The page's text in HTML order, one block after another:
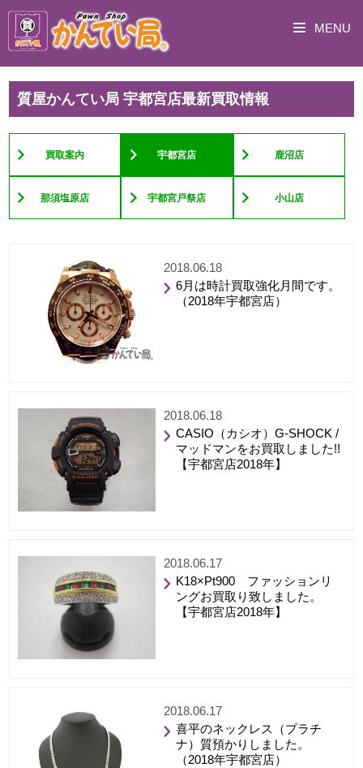
MENU
質屋かんてい局 宇都宮店最新買取情報
買取案内 宇都宮店 鹿沼店
那須塩原店 宇都宮戸祭店 小山店
2018.06.18
6月は時計買取強化月間です。
（2018年宇都宮店）
2018.06.18
CASIO（カシオ）G-SHOCK /
マッドマンをお買取しました!!
【宇都宮店2018年】
2018.06.17
K18×Pt900 ファッションリ
ングお買取り致しました。
【宇都宮店2018年】
2018.06.17
喜平のネックレス（プラチ
ナ）質預かりしました。
（2018年宇都宮店）